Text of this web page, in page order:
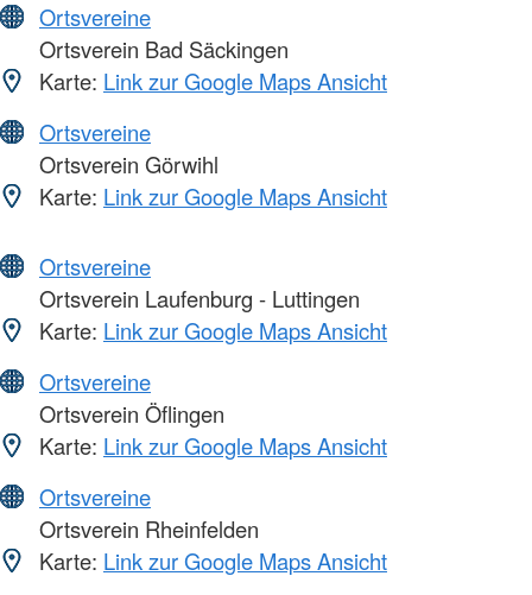
Ortsvereine
Ortsverein Bad Säckingen
Karte: Link zur Google Maps Ansicht
Ortsvereine
Ortsverein Görwihl
Karte: Link zur Google Maps Ansicht
Ortsvereine
Ortsverein Laufenburg - Luttingen
Karte: Link zur Google Maps Ansicht
Ortsvereine
Ortsverein Öflingen
Karte: Link zur Google Maps Ansicht
Ortsvereine
Ortsverein Rheinfelden
Karte: Link zur Google Maps Ansicht